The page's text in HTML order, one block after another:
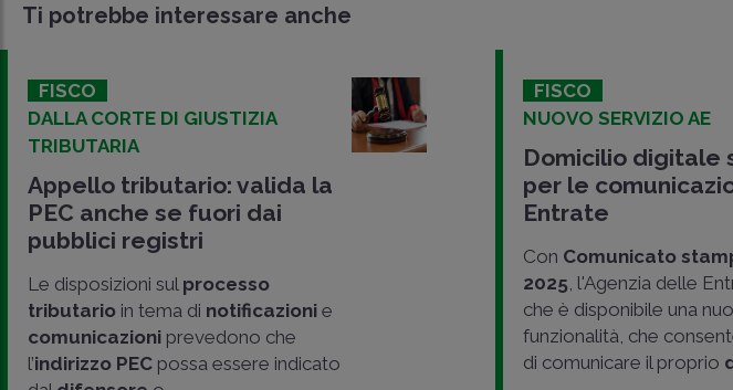
Ti potrebbe interessare anche
FISCO
DALLA CORTE DI GIUSTIZIA
TRIBUTARIA
Appello tributario: valida la
PEC anche se fuori dai
pubblici registri
Le disposizioni sul processo
tributario in tema di notificazioni e
comunicazioni prevedono che
l’indirizzo PEC possa essere indicato
FISCO
NUOVO SERVIZIO AE
Domicilio digitale
per le
Entrate
Con Comunicato
2025 , l'Agenzia delle
che è disponibile una
funzionalità, che
di comunicare il proprio